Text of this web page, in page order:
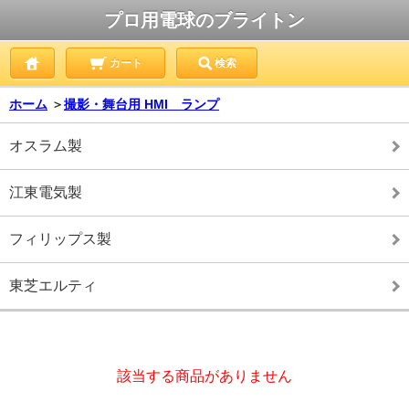
プロ用電球のブライトン
カート 検索
ホーム ＞撮影・舞台用 HMI ランプ
オスラム製
江東電気製
フィリップス製
東芝エルティ
該当する商品がありません